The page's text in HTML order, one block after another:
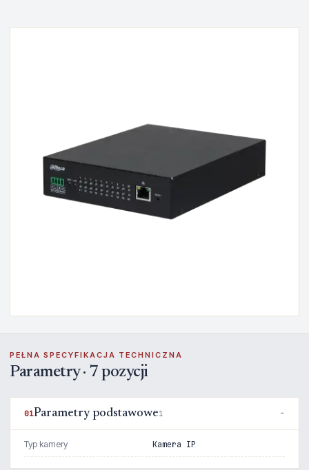
PEŁNA SPECYFIKACJA TECHNICZNA
Parametry · 7 pozycji
01Parametry podstawowe1
Typ kamery Kamera IP